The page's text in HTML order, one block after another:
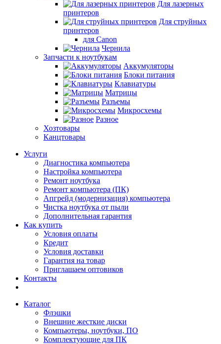
Для лазерных
принтеров
Для струйных
принтеров
для Canon
Чернила
Запчасти к ноутбукам
Аккумуляторы
Блоки питания
Клавиатуры
Матрицы
Разъемы
Микросхемы
Разное
Хозтовары
Канцтовары
Услуги
Диагностика компьютера
Настройка компьютера
Ремонт ноутбука
Ремонт компьютера (ПК)
Апгрейд (модернизация) компьютера
Чистка ноутбука от пыли
Дополнительная гарантия
Как купить
Условия оплаты
Кредит
Условия доставки
Гарантия на товар
Приглашаем оптовиков
Контакты
Каталог
Флэшки
Внешние жесткие диски
Компьютеры, ноутбуки, ПО
Комплектующие для ПК